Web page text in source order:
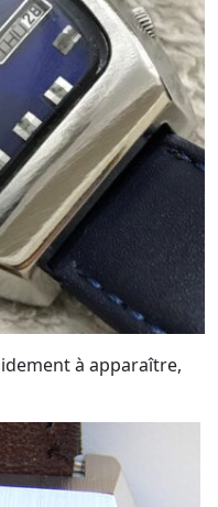
à apparaître,